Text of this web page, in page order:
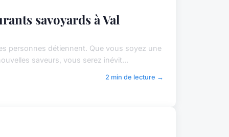
savoyards à Val
personnes détiennent. Que vous soyez une
saveurs, vous serez inévit...
2 min de lecture →